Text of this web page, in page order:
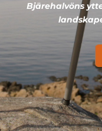
Bjärehalvöns